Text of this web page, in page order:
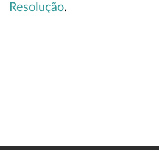
Resolução.